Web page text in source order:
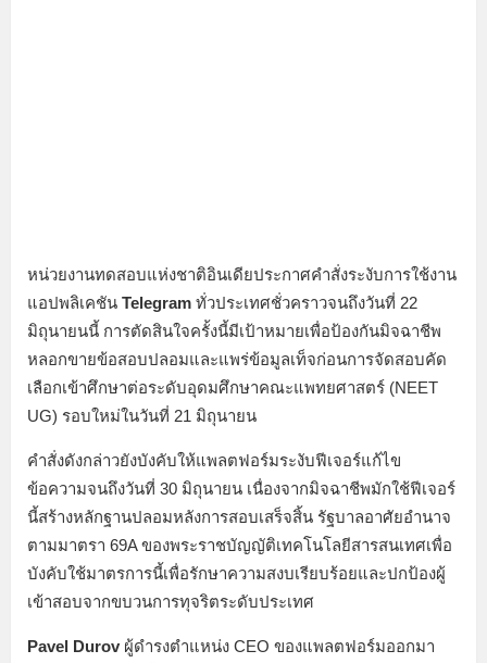
หน่วยงานทดสอบแห่งชาติอินเดียประกาศคำสั่งระงับการใช้งาน
แอปพลิเคชัน Telegram ทั่วประเทศชั่วคราวจนถึงวันที่ 22
มิถุนายนนี้ การตัดสินใจครั้งนี้มีเป้าหมายเพื่อป้องกันมิจฉาชีพ
หลอกขายข้อสอบปลอมและแพร่ข้อมูลเท็จก่อนการจัดสอบคัด
เลือกเข้าศึกษาต่อระดับอุดมศึกษาคณะแพทยศาสตร์ (NEET
UG) รอบใหม่ในวันที่ 21 มิถุนายน
คำสั่งดังกล่าวยังบังคับให้แพลตฟอร์มระงับฟีเจอร์แก้ไข
ข้อความจนถึงวันที่ 30 มิถุนายน เนื่องจากมิจฉาชีพมักใช้ฟีเจอร์
นี้สร้างหลักฐานปลอมหลังการสอบเสร็จสิ้น รัฐบาลอาศัยอำนาจ
ตามมาตรา 69A ของพระราชบัญญัติเทคโนโลยีสารสนเทศเพื่อ
บังคับใช้มาตรการนี้เพื่อรักษาความสงบเรียบร้อยและปกป้องผู้
เข้าสอบจากขบวนการทุจริตระดับประเทศ
Pavel Durov ผู้ดำรงตำแหน่ง CEO ของแพลตฟอร์มออกมา